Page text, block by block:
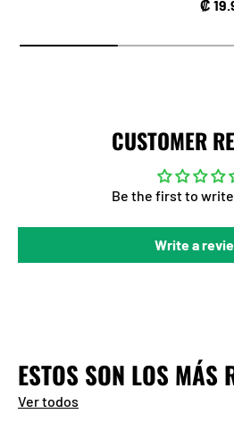
₡
CUSTOMER
Be the first to
Write a
ESTOS SON LOS MÁS
Ver todos